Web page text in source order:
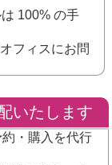
100% の手
フィスにお問
いたします
・購入を代行